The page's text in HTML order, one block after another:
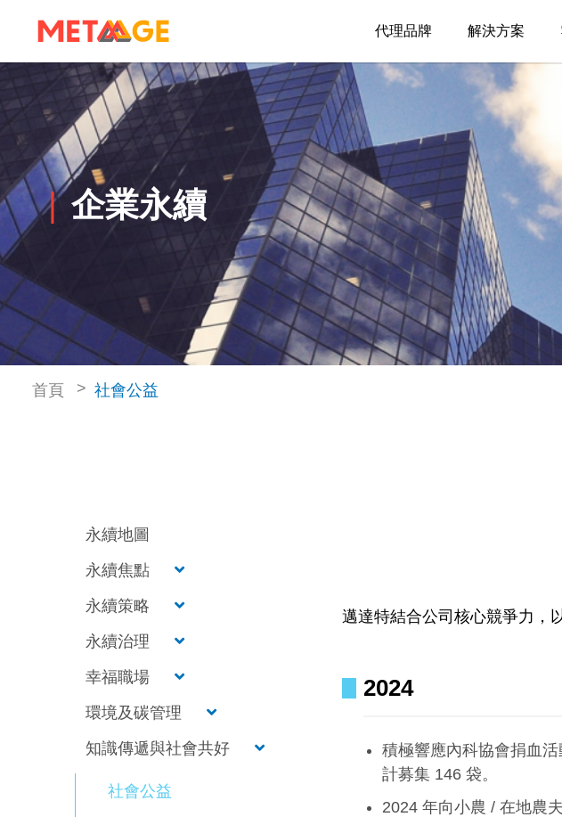
代理品牌 解決方案
企業永續
首頁 社會公益
永續地圖
永續焦點
永續策略
永續治理
幸福職場
環境及碳管理
知識傳遞與社會共好
社會公益
邁達特結合公司核心競爭力，
2024
積極響應內科協會捐血
計募集 146 袋。
2024 年向小農 / 在地農